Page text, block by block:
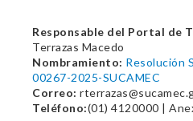
Responsable del Portal de
Terrazas Macedo
Nombramiento: Resolución
00267-2025-SUCAMEC
Correo:
Teléfono:(01) 4120000 |